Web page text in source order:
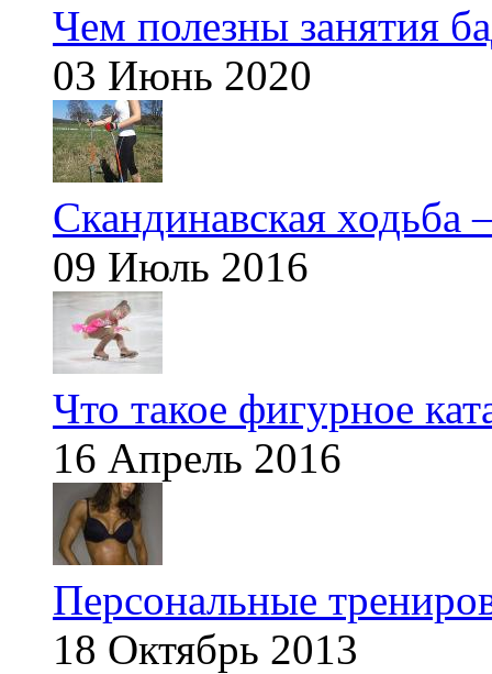
Чем полезны занятия
03 Июнь 2020
Скандинавская ходьба
09 Июль 2016
Что такое фигурное
16 Апрель 2016
Персональные
18 Октябрь 2013